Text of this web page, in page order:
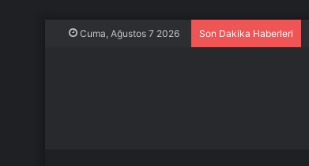
Cuma, Ağustos 7 2026 Son Dakika Haberleri